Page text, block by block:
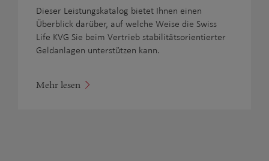
Dieser Leistungskatalog bietet Ihnen einen
Überblick darüber, auf welche Weise die Swiss
Life KVG Sie beim Vertrieb stabilitätsorientierter
Geldanlagen unterstützen kann.
Mehr lesen